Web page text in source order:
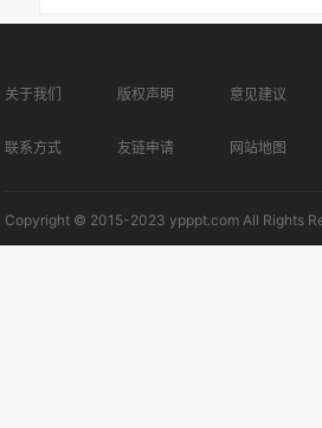
关于我们 版权声明 意见建议
联系方式 友链申请 网站地图
Copyright © 2015-2023 ypppt.com All Rights